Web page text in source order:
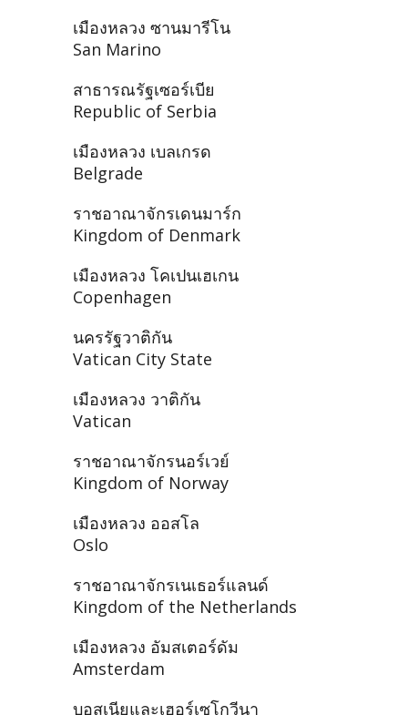
เมืองหลวง ซานมารีโน
San Marino
สาธารณรัฐเซอร์เบีย
Republic of Serbia
เมืองหลวง เบลเกรด
Belgrade
ราชอาณาจักรเดนมาร์ก
Kingdom of Denmark
เมืองหลวง โคเปนเฮเกน
Copenhagen
นครรัฐวาติกัน
Vatican City State
เมืองหลวง วาติกัน
Vatican
ราชอาณาจักรนอร์เวย์
Kingdom of Norway
เมืองหลวง ออสโล
Oslo
ราชอาณาจักรเนเธอร์แลนด์
Kingdom of the Netherlands
เมืองหลวง อัมสเตอร์ดัม
Amsterdam
บอสเนียและเฮอร์เซโกวีนา